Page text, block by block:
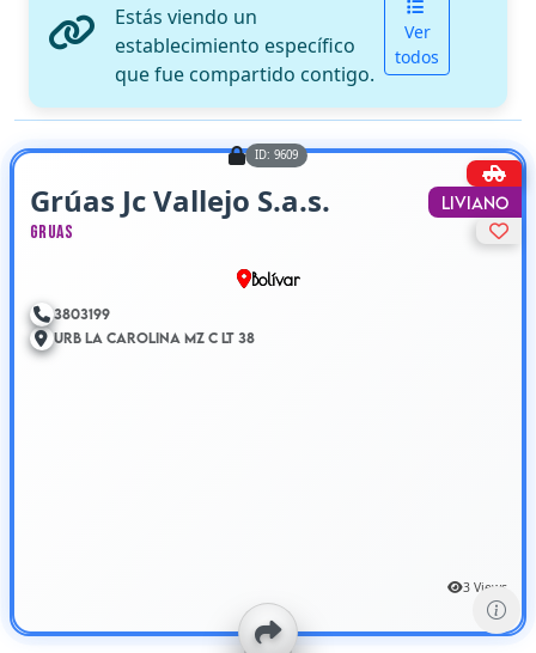
Estás viendo un
establecimiento específico
que fue compartido contigo.
Ver
todos
ID: 9609
Liviano
Grúas Jc Vallejo S.a.s.
Gruas
Bolívar
3803199
Urb La Carolina Mz C Lt 38
3 Views